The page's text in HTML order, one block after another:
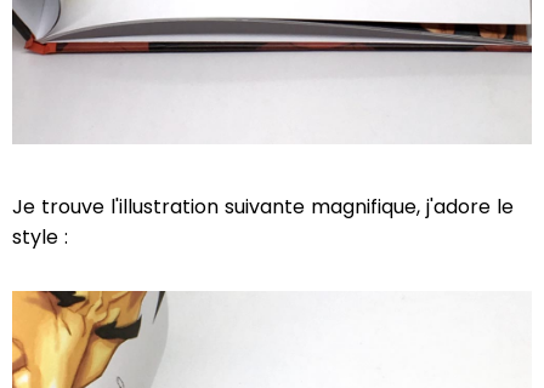
Je trouve l'illustration suivante magnifique, j'adore le
style :